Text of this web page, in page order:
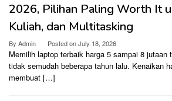
2026, Pilihan Paling Worth It
Kuliah, dan Multitasking
By Admin Posted onJuly 18, 2026
Memilih laptop terbaik harga 5 sampai 8 jutaan
tidak semudah beberapa tahun lalu. Kenaikan
membuat […]